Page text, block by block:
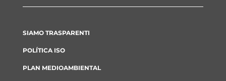
SIAMO TRASPARENTI
POLÍTICA ISO
PLAN MEDIOAMBIENTAL